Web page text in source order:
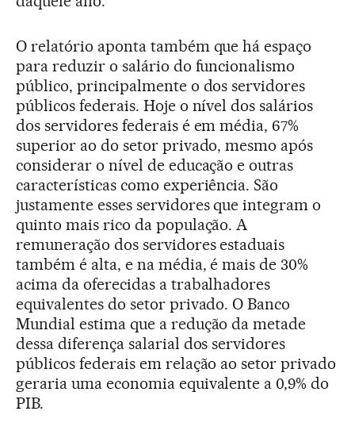
O relatório aponta também que há espaço
para reduzir o salário do funcionalismo
público, principalmente o dos servidores
públicos federais. Hoje o nível dos salários
dos servidores federais é em média, 67%
superior ao do setor privado, mesmo após
considerar o nível de educação e outras
características como experiência. São
justamente esses servidores que integram o
quinto mais rico da população. A
remuneração dos servidores estaduais
também é alta, e na média, é mais de 30%
acima da oferecidas a trabalhadores
equivalentes do setor privado. O Banco
Mundial estima que a redução da metade
dessa diferença salarial dos servidores
públicos federais em relação ao setor privado
geraria uma economia equivalente a 0,9% do
PIB.